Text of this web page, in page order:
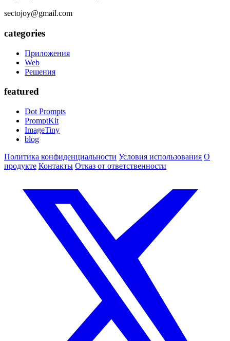
sectojoy@gmail.com
categories
Приложения
Web
Решения
featured
Dot Prompts
PromptKit
ImageTiny
blog
Политика конфиденциальности Условия использования О
продукте Контакты Отказ от ответственности